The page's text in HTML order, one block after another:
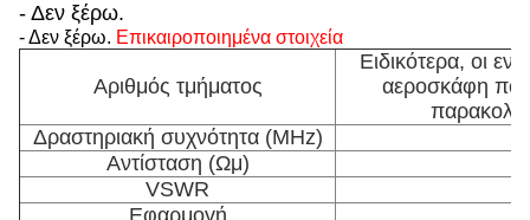
- Δεν ξέρω.
- Δεν ξέρω. Επικαιροποιημένα στοιχεία
Αριθμός τμήματος
Ειδικότερα, οι εν
αεροσκάφη που
Δραστηριακή συχνότητα (MHz)
Αντίσταση (Ωμ)
VSWR
Εφαρμογή